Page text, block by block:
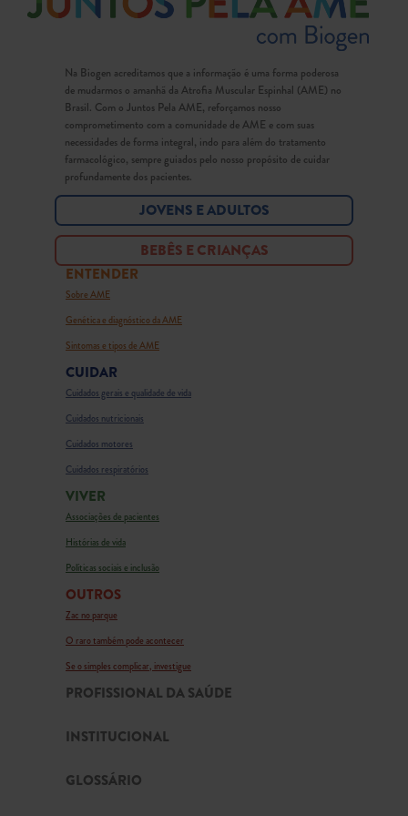
Na Biogen acreditamos que a informação é uma forma poderosa
de mudarmos o amanhã da Atrofia Muscular Espinhal (AME) no
Brasil. Com o Juntos Pela AME, reforçamos nosso
comprometimento com a comunidade de AME e com suas
necessidades de forma integral, indo para além do tratamento
farmacológico, sempre guiados pelo nosso propósito de cuidar
profundamente dos pacientes.
JOVENS E ADULTOS
BEBÊS E CRIANÇAS
ENTENDER
Sobre AME
Genética e diagnóstico da AME
Sintomas e tipos de AME
CUIDAR
Cuidados gerais e qualidade de vida
Cuidados nutricionais
Cuidados motores
Cuidados respiratórios
VIVER
Associações de pacientes
Histórias de vida
Políticas sociais e inclusão
OUTROS
Zac no parque
O raro também pode acontecer
Se o simples complicar, investigue
PROFISSIONAL DA SAÚDE
INSTITUCIONAL
GLOSSÁRIO